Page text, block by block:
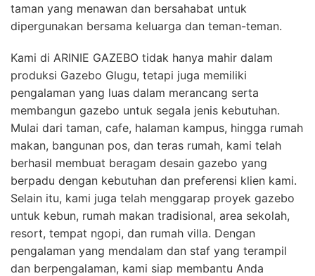
taman yang menawan dan bersahabat untuk
dipergunakan bersama keluarga dan teman-teman.
Kami di ARINIE GAZEBO tidak hanya mahir dalam
produksi Gazebo Glugu, tetapi juga memiliki
pengalaman yang luas dalam merancang serta
membangun gazebo untuk segala jenis kebutuhan.
Mulai dari taman, cafe, halaman kampus, hingga rumah
makan, bangunan pos, dan teras rumah, kami telah
berhasil membuat beragam desain gazebo yang
berpadu dengan kebutuhan dan preferensi klien kami.
Selain itu, kami juga telah menggarap proyek gazebo
untuk kebun, rumah makan tradisional, area sekolah,
resort, tempat ngopi, dan rumah villa. Dengan
pengalaman yang mendalam dan staf yang terampil
dan berpengalaman, kami siap membantu Anda